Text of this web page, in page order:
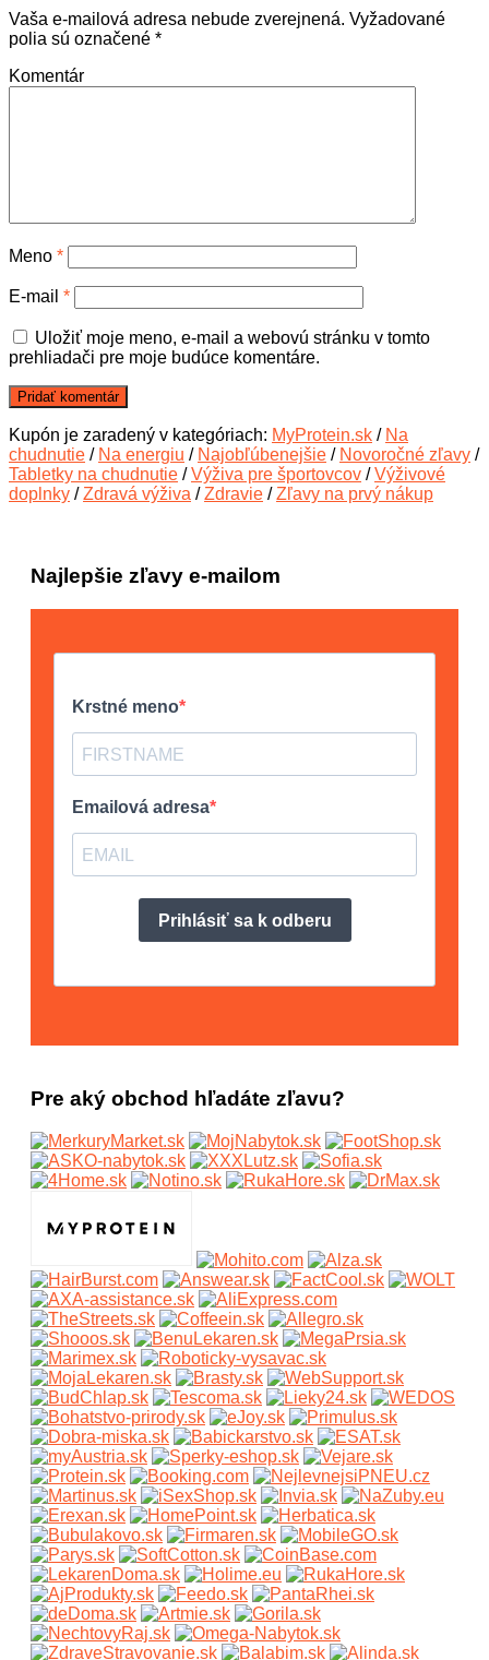
Vaša e-mailová adresa nebude zverejnená. Vyžadované
polia sú označené *
Komentár
Meno *
E-mail *
Uložiť moje meno, e-mail a webovú stránku v tomto
prehliadači pre moje budúce komentáre.
Kupón je zaradený v kategóriach: MyProtein.sk / Na
chudnutie / Na energiu / Najobľúbenejšie / Novoročné zľavy /
Tabletky na chudnutie /Výživa pre športovcov /Výživové
doplnky /Zdravá výživa /Zdravie /Zľavy na prvý nákup
Najlepšie zľavy e-mailom
Pre aký obchod hľadáte zľavu?